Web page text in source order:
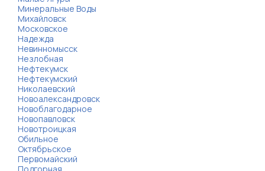
Минеральные Воды
Михайловск
Московское
Надежда
Невинномысск
Незлобная
Нефтекумск
Нефтекумский
Николаевский
Новоалександровск
Новоблагодарное
Новопавловск
Новотроицкая
Обильное
Октябрьское
Первомайский